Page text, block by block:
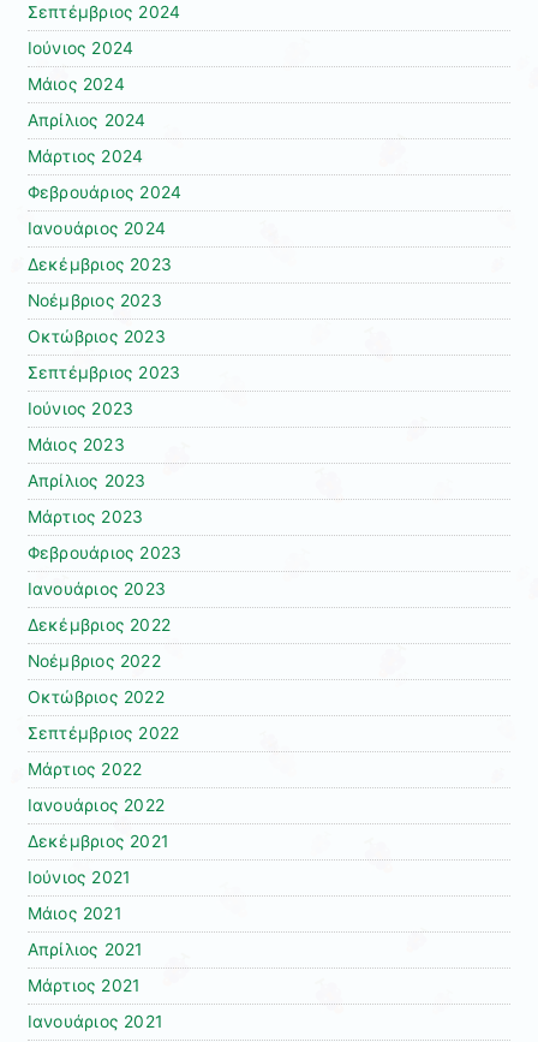
Σεπτέμβριος 2024
Ιούνιος 2024
Μάιος 2024
Απρίλιος 2024
Μάρτιος 2024
Φεβρουάριος 2024
Ιανουάριος 2024
Δεκέμβριος 2023
Νοέμβριος 2023
Οκτώβριος 2023
Σεπτέμβριος 2023
Ιούνιος 2023
Μάιος 2023
Απρίλιος 2023
Μάρτιος 2023
Φεβρουάριος 2023
Ιανουάριος 2023
Δεκέμβριος 2022
Νοέμβριος 2022
Οκτώβριος 2022
Σεπτέμβριος 2022
Μάρτιος 2022
Ιανουάριος 2022
Δεκέμβριος 2021
Ιούνιος 2021
Μάιος 2021
Απρίλιος 2021
Μάρτιος 2021
Ιανουάριος 2021